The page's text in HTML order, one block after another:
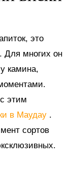
это
Для многих он
камина,
этим
в Маудау .
сортов